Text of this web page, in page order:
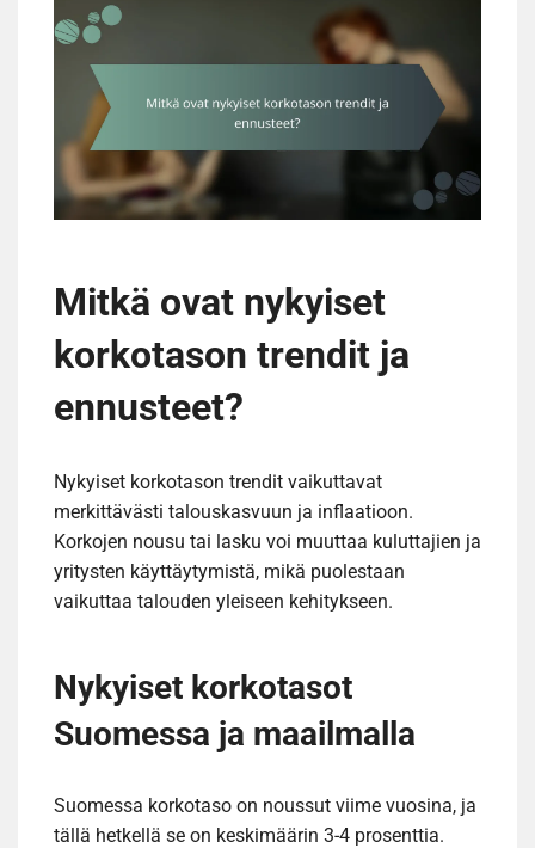
Mitkä ovat nykyiset
korkotason trendit ja
ennusteet?
Nykyiset korkotason trendit vaikuttavat
merkittävästi talouskasvuun ja inflaatioon.
Korkojen nousu tai lasku voi muuttaa kuluttajien ja
yritysten käyttäytymistä, mikä puolestaan
vaikuttaa talouden yleiseen kehitykseen.
Nykyiset korkotasot
Suomessa ja maailmalla
Suomessa korkotaso on noussut viime vuosina, ja
tällä hetkellä se on keskimäärin 3-4 prosenttia.